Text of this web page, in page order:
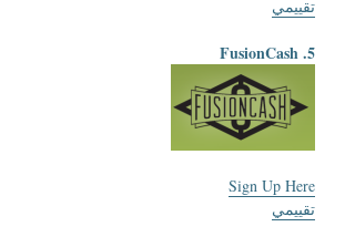
تقييمي
5. FusionCash
Sign Up Here
تقييمي